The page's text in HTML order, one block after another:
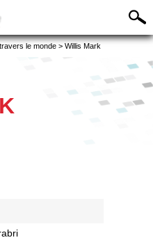
le monde > Willis Mark